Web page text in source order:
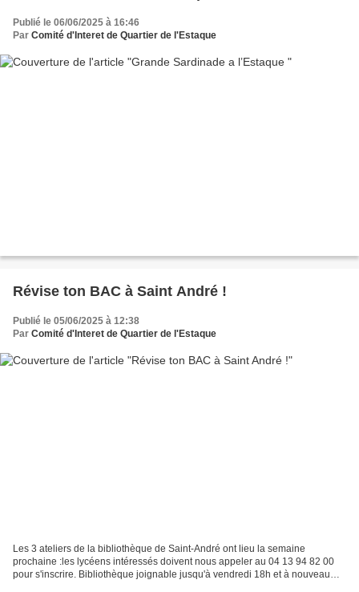
Publié le 06/06/2025 à 16:46
Par Comité d'Interet de Quartier de l'Estaque
Révise ton BAC à Saint André !
Publié le 05/06/2025 à 12:38
Par Comité d'Interet de Quartier de l'Estaque
Les 3 ateliers de la bibliothèque de Saint-André ont lieu la semaine
prochaine :les lycéens intéressés doivent nous appeler au 04 13 94 82 00
pour s'inscrire. Bibliothèque joignable jusqu'à vendredi 18h et à nouveau